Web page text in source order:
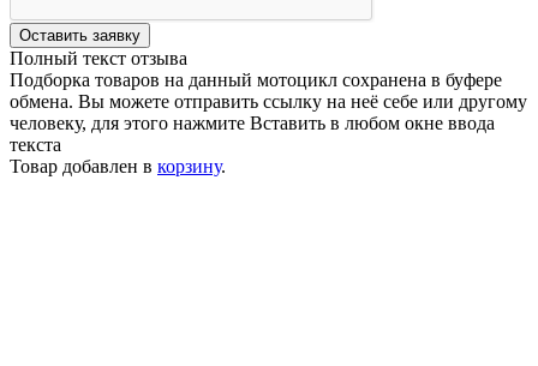
Оставить заявку
Полный текст отзыва
Подборка товаров на данный мотоцикл сохранена в буфере
обмена. Вы можете отправить ссылку на неё себе или другому
человеку, для этого нажмите Вставить в любом окне ввода
текста
Товар добавлен в корзину.